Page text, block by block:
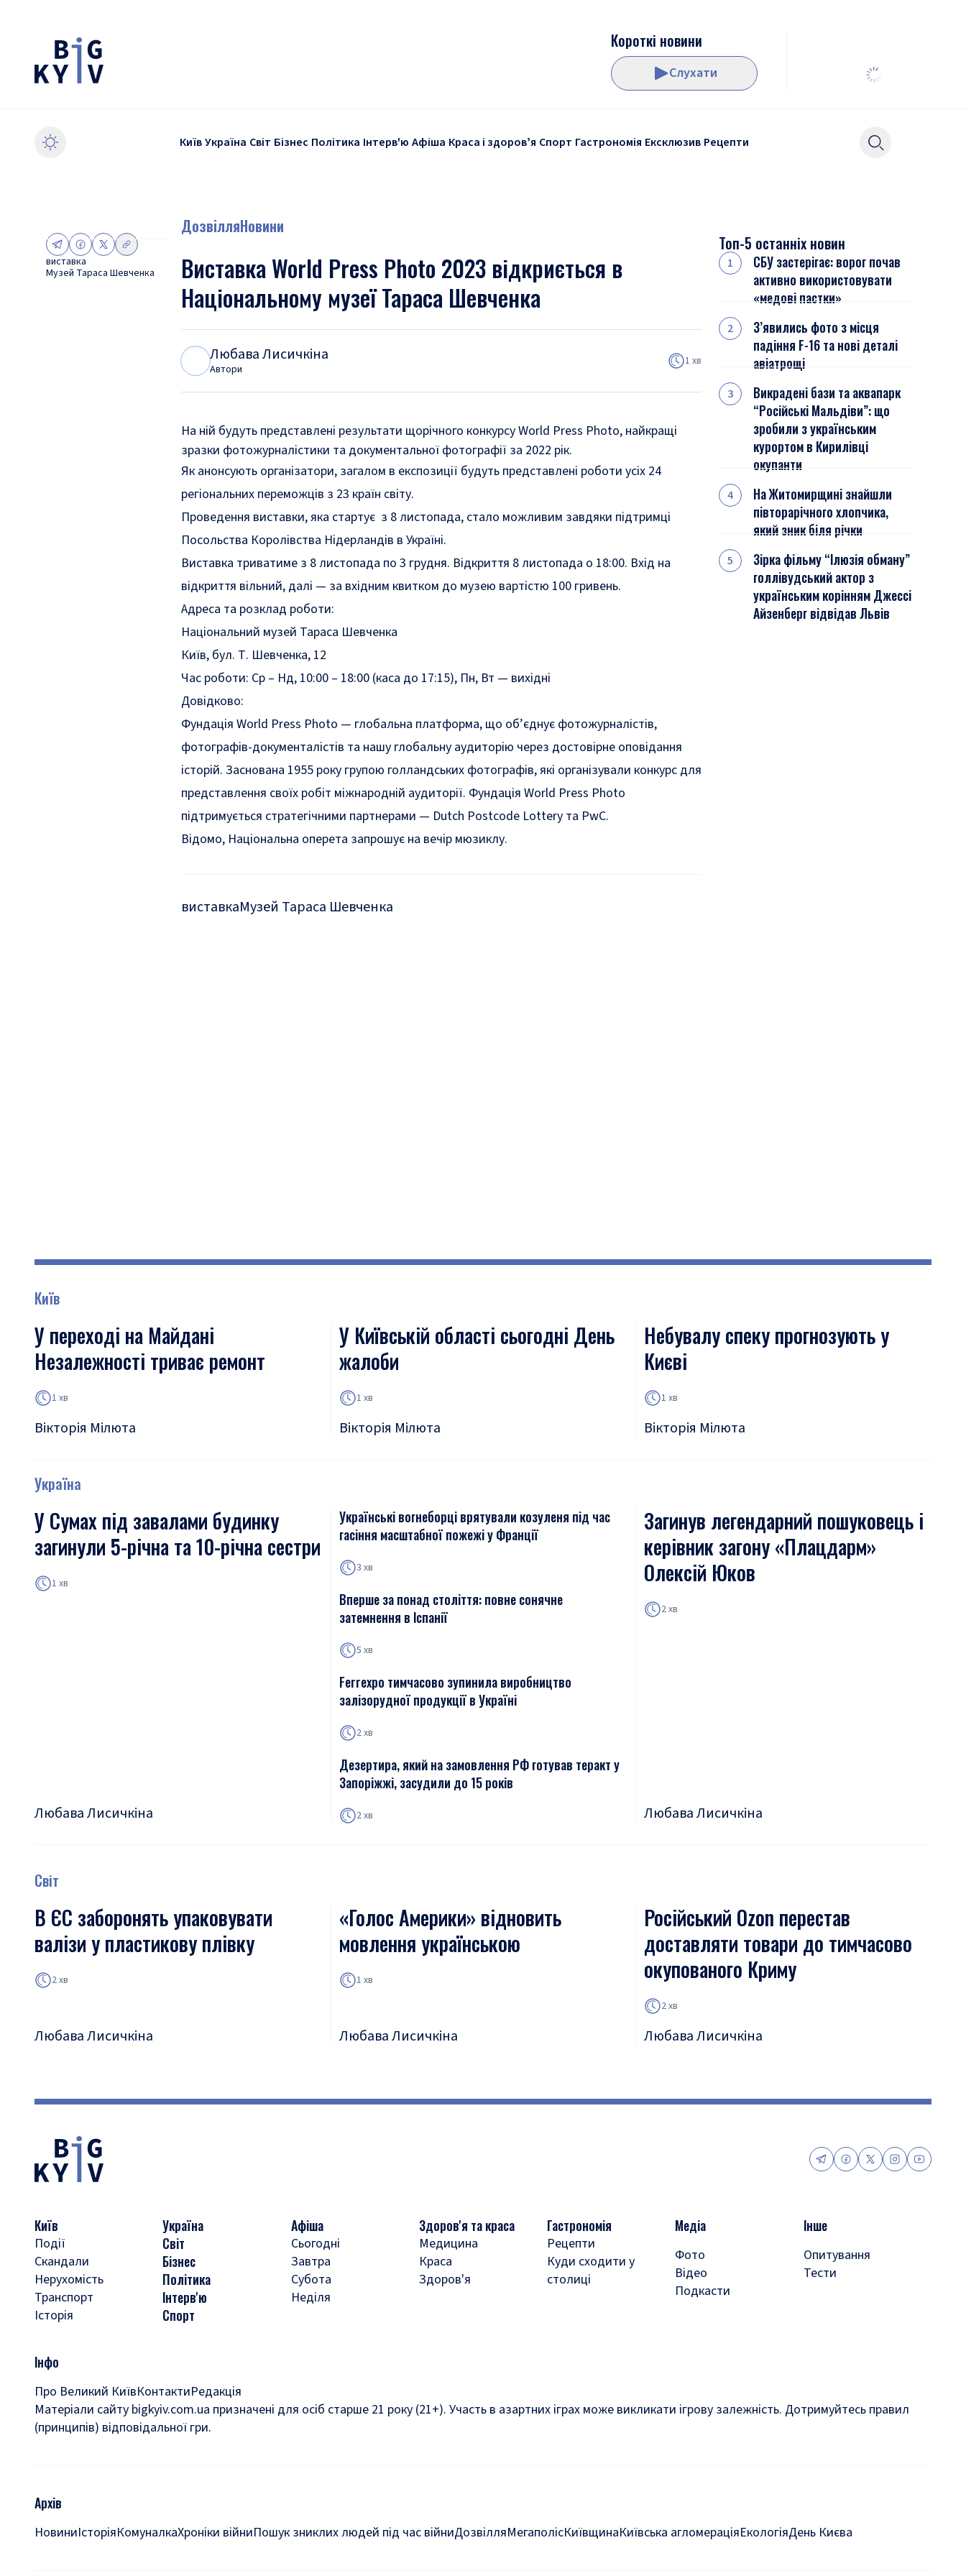
Короткі новини
Слухати
КиївУкраїна Світ Бізнес Політика Інтерв'ю Афіша Краса і здоровʼя Спорт Гастрономія Ексклюзив Рецепти
виставка
Музей Тараса Шевченка
ДозвілляНовини
Виставка World Press Photo 2023 відкриється в
Національному музеї Тараса Шевченка
Любава Лисичкіна
Автори
1 хв
На ній будуть представлені результати щорічного конкурсу World Press Photo, найкращі
зразки фотожурналістики та документальної фотографії за 2022 рік.
Як анонсують організатори, загалом в експозиції будуть представлені роботи усіх 24
регіональних переможців з 23 країн світу.
Проведення виставки, яка стартує з 8 листопада, стало можливим завдяки підтримці
Посольства Королівства Нідерландів в Україні.
Виставка триватиме з 8 листопада по 3 грудня. Відкриття 8 листопада о 18:00. Вхід на
відкриття вільний, далі — за вхідним квитком до музею вартістю 100 гривень.
Адреса та розклад роботи:
Національний музей Тараса Шевченка
Київ, бул. Т. Шевченка, 12
Час роботи: Ср – Нд, 10:00 – 18:00 (каса до 17:15), Пн, Вт — вихідні
Довідково:
Фундація World Press Photo — глобальна платформа, що об’єднує фотожурналістів,
фотографів-документалістів та нашу глобальну аудиторію через достовірне оповідання
історій. Заснована 1955 року групою голландських фотографів, які організували конкурс для
представлення своїх робіт міжнародній аудиторії. Фундація World Press Photo
підтримується стратегічними партнерами — Dutch Postcode Lottery та PwC.
Відомо, Національна оперета запрошує на вечір мюзиклу.
виставкаМузей Тараса Шевченка
Топ-5 останніх новин
СБУ застерігає: ворог почав
активно використовувати
«медові пастки»
З’явились фото з місця
падіння F-16 та нові деталі
авіатрощі
Викрадені бази та аквапарк
“Російські Мальдіви”: що
зробили з українським
курортом в Кирилівці
окупанти
На Житомирщині знайшли
півторарічного хлопчика,
який зник біля річки
Зірка фільму “Ілюзія обману”
голлівудський актор з
українським корінням Джессі
Айзенберг відвідав Львів
Київ
У переході на Майдані
Незалежності триває ремонт
1 хв
Вікторія Мілюта
У Київській області сьогодні День
жалоби
1 хв
Вікторія Мілюта
Небувалу спеку прогнозують у
Києві
1 хв
Вікторія Мілюта
Україна
У Сумах під завалами будинку
загинули 5-річна та 10-річна сестри
1 хв
Любава Лисичкіна
Українські вогнеборці врятували козуленя під час
гасіння масштабної пожежі у Франції
3 хв
Вперше за понад століття: повне сонячне
затемнення в Іспанії
5 хв
Ferrexpo тимчасово зупинила виробництво
залізорудної продукції в Україні
2 хв
Дезертира, який на замовлення РФ готував теракт у
Запоріжжі, засудили до 15 років
2 хв
Загинув легендарний пошуковець і
керівник загону «Плацдарм»
Олексій Юков
2 хв
Любава Лисичкіна
Світ
В ЄС заборонять упаковувати
валізи у пластикову плівку
2 хв
Любава Лисичкіна
«Голос Америки» відновить
мовлення українською
1 хв
Любава Лисичкіна
Російський Ozon перестав
доставляти товари до тимчасово
окупованого Криму
2 хв
Любава Лисичкіна
Київ
Події
Скандали
Нерухомість
Транспорт
Історія
Україна
Світ
Бізнес
Політика
Інтерв'ю
Спорт
Афіша
Сьогодні
Завтра
Субота
Неділя
Здоров'я та краса
Медицина
Краса
Здоров'я
Гастрономія
Рецепти
Куди сходити у
столиці
Медіа
Фото
Відео
Подкасти
Інше
Опитування
Тести
Інфо
Про Великий КиївКонтактиРедакція
Матеріали сайту bigkyiv.com.ua призначені для осіб старше 21 року (21+). Участь в азартних іграх може викликати ігрову залежність. Дотримуйтесь правил
(принципів) відповідальної гри.
Архів
НовиниІсторіяКомуналкаХроніки війниПошук зниклих людей під час війниДозвілляМегаполісКиївщинаКиївська агломераціяЕкологіяДень Києва